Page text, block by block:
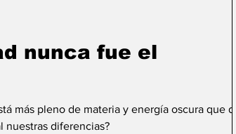
nunca fue el
más pleno de materia y energía oscura que de
nuestras diferencias?